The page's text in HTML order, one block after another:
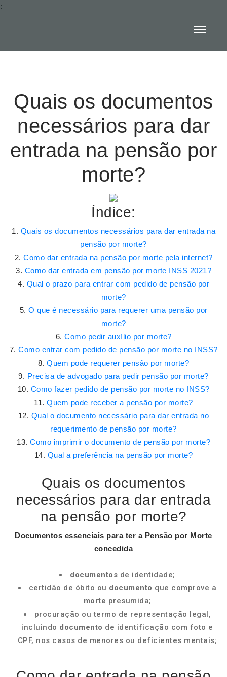
:
Quais os documentos
necessários para dar
entrada na pensão por
morte?
Índice:
Quais os documentos necessários para dar entrada na
pensão por morte?
Como dar entrada na pensão por morte pela internet?
Como dar entrada em pensão por morte INSS 2021?
Qual o prazo para entrar com pedido de pensão por
morte?
O que é necessário para requerer uma pensão por
morte?
Como pedir auxílio por morte?
Como entrar com pedido de pensão por morte no INSS?
Quem pode requerer pensão por morte?
Precisa de advogado para pedir pensão por morte?
Como fazer pedido de pensão por morte no INSS?
Quem pode receber a pensão por morte?
Qual o documento necessário para dar entrada no
requerimento de pensão por morte?
Como imprimir o documento de pensão por morte?
Qual a preferência na pensão por morte?
Quais os documentos
necessários para dar entrada
na pensão por morte?
Documentos essenciais para ter a Pensão por Morte
concedida
documentos de identidade;
certidão de óbito ou documento que comprove a
morte presumida;
procuração ou termo de representação legal,
incluindo documento de identificação com foto e
CPF, nos casos de menores ou deficientes mentais;